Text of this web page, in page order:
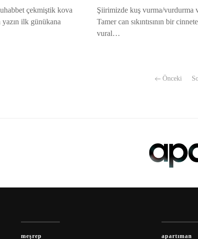
çekmiştik kova
ilk günükana
Şiirimizde kuş vurma/vurdurma
Tamer can sıkıntısının bir
vural…
Önceki
meşrep apartıman